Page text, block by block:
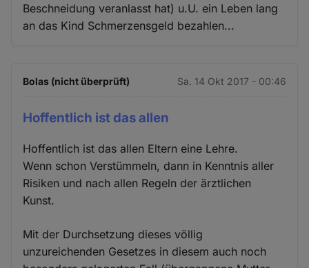
Beschneidung veranlasst hat) u.U. ein Leben lang
an das Kind Schmerzensgeld bezahlen...
Bolas (nicht überprüft) Sa. 14 Okt 2017 - 00:46
Hoffentlich ist das allen
Hoffentlich ist das allen Eltern eine Lehre.
Wenn schon Verstümmeln, dann in Kenntnis aller
Risiken und nach allen Regeln der ärztlichen
Kunst.
Mit der Durchsetzung dieses völlig
unzureichenden Gesetzes in diesem auch noch